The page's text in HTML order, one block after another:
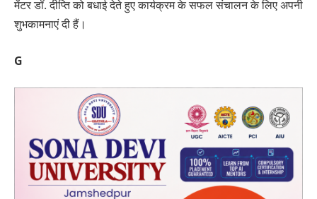
मेंटर डॉ. दीप्ति को बधाई देते हुए कार्यक्रम के सफल संचालन के लिए अपनी
शुभकामनाएं दी हैं।
G